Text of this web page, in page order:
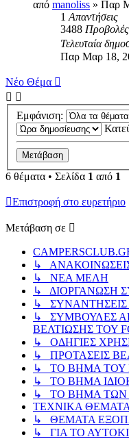
από manoliss » Παρ
1 Απαντήσεις
3488 Προβολές
Τελευταία
Παρ Μαρ 18,
Νέο Θέμα
Εμφάνιση:
6 θέματα • Σελίδα 1 από 1
Επιστροφή στο ευρετήριο
Μετάβαση σε
↳
↳ ΝΕΑ ΜΕΛΗ
↳ ΔΙΟΡΓΑΝΩΣΗ
↳ ΣΥΝΑΝΤΗΣΕΙΣ
↳ ΣΥΜΒΟΥΛΕΣ
ΒΕΛΤΙΩΣΗΣ ΤΟΥ
↳ ΟΔΗΓΙΕΣ
↳ ΠΡΟΤΑΣΕΙΣ
↳ ΤΟ ΒΗΜΑ ΤΟΥ
↳ ΤΟ ΒΗΜΑ
↳ ΤΟ ΒΗΜΑ ΤΩΝ
ΤΕΧΝΙΚΑ ΘΕΜΑΤΑ
↳ ΘΕΜΑΤΑ
↳ ΓΙΑ ΤΟ